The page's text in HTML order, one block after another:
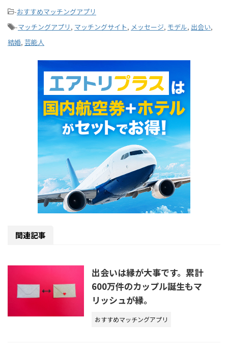
-おすすめマッチングアプリ
-マッチングアプリ , マッチングサイト, メッセージ, モデル, 出会い,
結婚, 芸能人
関連記事
出会いは縁が大事です。累計
600万件のカップル誕生もマ
リッシュが縁。
おすすめマッチングアプリ